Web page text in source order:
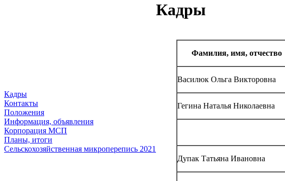
Кадры
Контакты
Положения
Информация, объявления
Корпорация МСП
Планы, итоги
Сельскохозяйственная микроперепись 2021
Кадры
Фамилия, имя, отчество
Василюк Ольга Викторовна
Гегина Наталья Николаевна
Дупак Татьяна Ивановна